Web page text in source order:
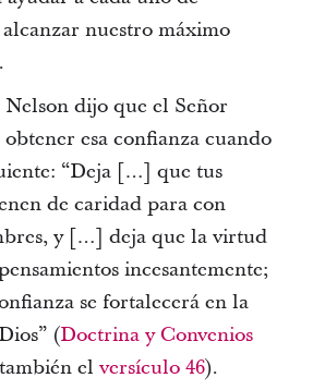
nuestro máximo
dijo que el Señor
esa confianza cuando
“Deja […] que tus
de caridad para con
y […] deja que la virtud
incesantemente;
se fortalecerá en la
(Doctrina y Convenios
el versículo 46).